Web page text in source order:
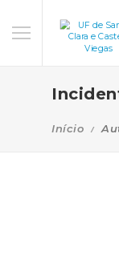
Início